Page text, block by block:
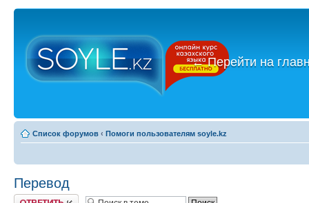
←Перейти на
Список форумов ‹ Помоги пользователям soyle.kz
Перевод
Ответить